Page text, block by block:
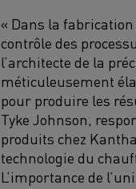
« Dans la
contrôle des
l’architecte de la
méticuleusement
pour produire les
Tyke Johnson,
produits chez
technologie du
L’importance de